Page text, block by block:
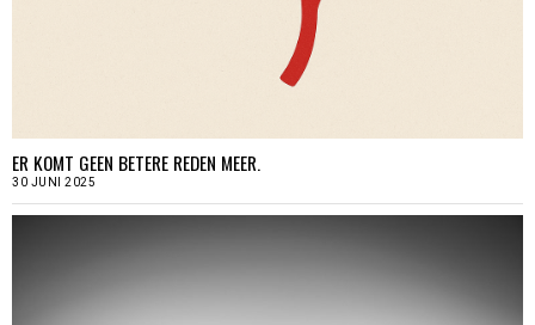
ER KOMT GEEN BETERE REDEN MEER.
30 JUNI 2025